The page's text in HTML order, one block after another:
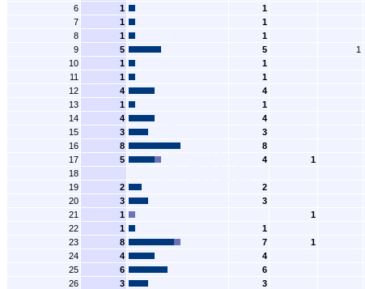
6
1 1
7
1 1
8
1 1
9
5 5 1
10
1 1
11
1 1
12
4 4
13
1 1
14
4 4
15
3 3
16
8 8
17
5 4 1
18
19
2 2
20
3 3
21
1 1
22
1 1
23
8 7 1
24
4 4
25
6 6
26
3 3